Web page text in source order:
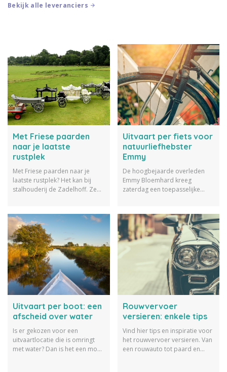
Bekijk alle leveranciers
Met Friese paarden
naar je laatste
rustplek
Met Friese paarden naar je
laatste rustplek? Het kan bij
stalhouderij de Zadelhoff. Ze
Uitvaart per fiets voor
natuurliefhebster
Emmy
De hoogbejaarde overleden
Emmy Bloemhard kreeg
zaterdag een toepasselijke
Uitvaart per boot: een
afscheid over water
Is er gekozen voor een
uitvaartlocatie die is omringt
met water? Dan is het een mooi
Rouwvervoer
versieren: enkele tips
Vind hier tips en inspiratie voor
het rouwvervoer versieren. Van
een rouwauto tot paard en